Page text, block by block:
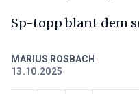
Sp-topp blant dem
MARIUS ROSBACH
13.10.2025